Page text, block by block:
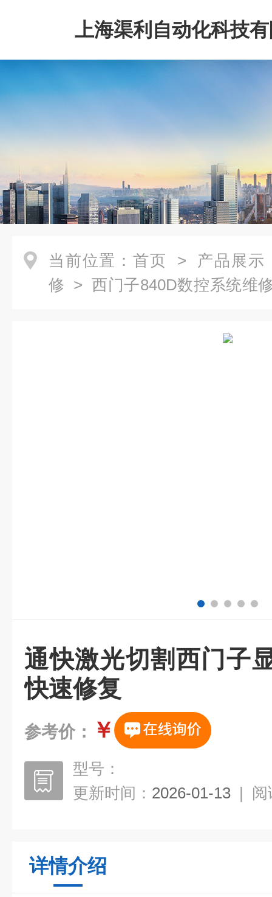
上海渠利自动化科技
当前位置： 首页 > 产品展示
修 > 西门子840D数控系统维
通快激光切割西门子
快速修复
参考价： ￥
型号：
更新时间： 2026-01-13 | 阅
详情介绍